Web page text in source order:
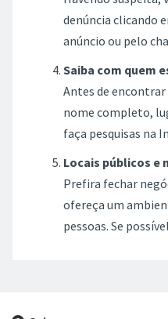
denúncia clicando
anúncio ou pelo
Saiba com quem
Antes de
nome completo,
faça pesquisas na
Locais públicos e
Prefira fechar
ofereça um
pessoas. Se